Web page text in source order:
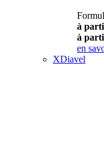
à
à
en
XDiavel